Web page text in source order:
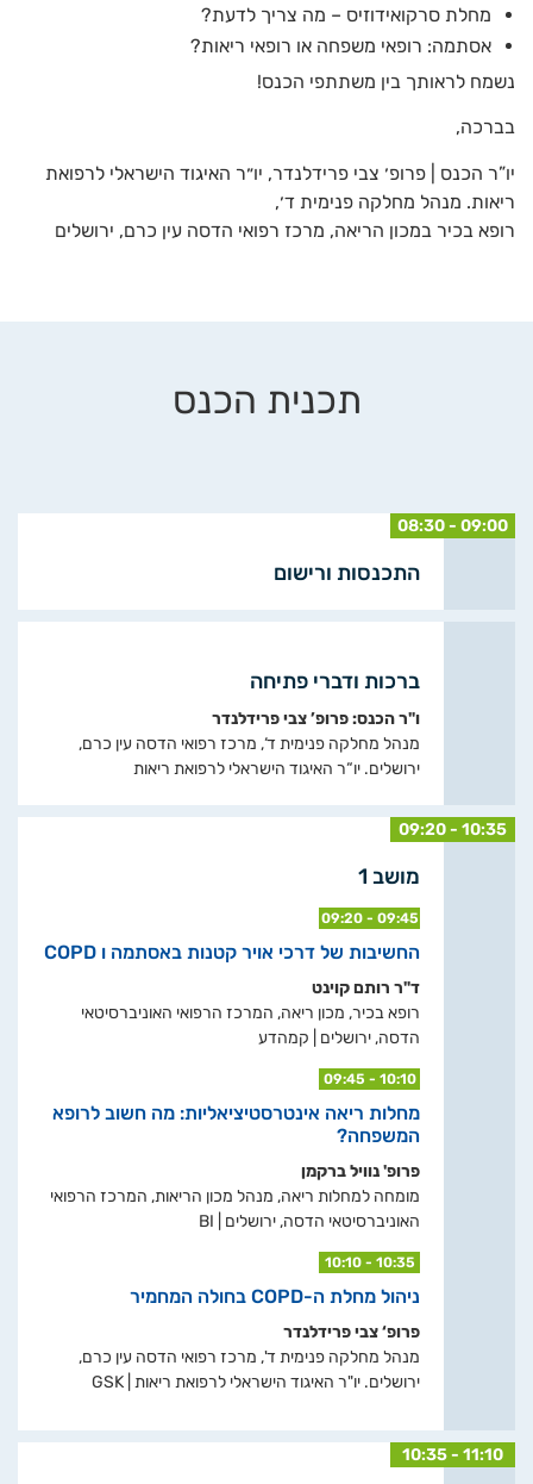
מחלת סרקואידוזיס – מה צריך לדעת?
אסתמה: רופאי משפחה או רופאי ריאות?
נשמח לראותך בין משתתפי הכנס!
בברכה,
יו”ר הכנס | פרופ׳ צבי פרידלנדר, יו״ר האיגוד הישראלי לרפואת
ריאות. מנהל מחלקה פנימית ד׳,
רופא בכיר במכון הריאה, מרכז רפואי הדסה עין כרם, ירושלים
תכנית הכנס
08:30 - 09:00
התכנסות ורישום
ברכות ודברי פתיחה
ו"ר הכנס: פרופ’ צבי פרידלנדר
מנהל מחלקה פנימית ד‘, מרכז רפואי הדסה עין כרם,
ירושלים. יו“ר האיגוד הישראלי לרפואת ריאות
09:20 - 10:35
מושב 1
09:20 - 09:45
החשיבות של דרכי אויר קטנות באסתמה ו COPD
ד"ר רותם קוינט
רופא בכיר, מכון ריאה, המרכז הרפואי האוניברסיטאי
הדסה, ירושלים | קמהדע
09:45 - 10:10
מחלות ריאה אינטרסטיציאליות: מה חשוב לרופא
המשפחה?
פרופ' נוויל ברקמן
מומחה למחלות ריאה, מנהל מכון הריאות, המרכז הרפואי
האוניברסיטאי הדסה, ירושלים | BI
10:10 - 10:35
ניהול מחלת ה-COPD בחולה המחמיר
פרופ‘ צבי פרידלנדר
מנהל מחלקה פנימית ד', מרכז רפואי הדסה עין כרם,
ירושלים. יו"ר האיגוד הישראלי לרפואת ריאות | GSK
10:35 - 11:10